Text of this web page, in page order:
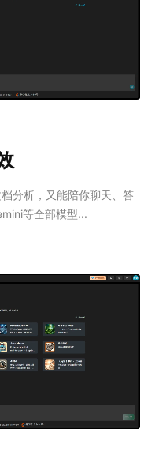
分析，又能陪你聊天、答
等全部模型...